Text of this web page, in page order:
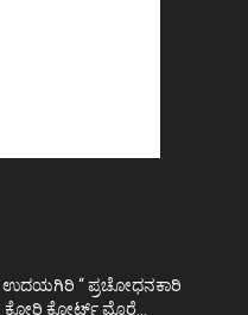
ಉದಯಗಿರಿ “ ಪ್ರಚೋಧನಕಾರಿ
ಕೋರಿ ಕೋರ್ಟ್‌ ಮೊರೆ...